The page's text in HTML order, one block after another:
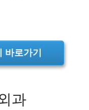
바로가기
과